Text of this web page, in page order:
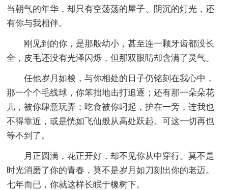
当朝气的年华，却只有空荡荡的屋子、阴沉的灯光，还
有你与我相伴。
刚见到的你，是那般幼小，甚至连一颗牙齿都没长
全，皮毛还没有光泽闪烁，但那双眼睛却含满了灵气。
任他岁月如梭，与你相处的日子仍铭刻在我心中，
那一个个毛线球，你笨拙地击打追逐；还有那一朵朵花
儿，被你肆意玩弄；吃食被你叼起，护在一旁，连我也
不得靠近，或是恍如飞仙般从高处跃起。可这一切再也
等不到了。
月正圆满，花正开好，却不见你从中穿行。莫不是
时光消磨了你的青春，莫不是岁月如刀刻出你的老迈。
七年而已，你就这样长眠于橡树下。